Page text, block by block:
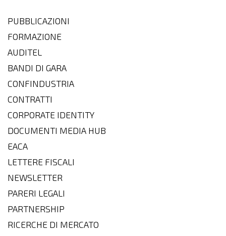
PUBBLICAZIONI
FORMAZIONE
AUDITEL
BANDI DI GARA
CONFINDUSTRIA
CONTRATTI
CORPORATE IDENTITY
DOCUMENTI MEDIA HUB
EACA
LETTERE FISCALI
NEWSLETTER
PARERI LEGALI
PARTNERSHIP
RICERCHE DI MERCATO